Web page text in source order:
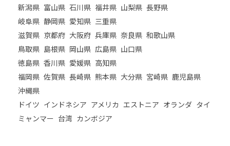
新潟県 富山県 石川県 福井県 山梨県 長野県
岐阜県 静岡県 愛知県 三重県
滋賀県 京都府 大阪府 兵庫県 奈良県 和歌山県
鳥取県 島根県 岡山県 広島県 山口県
徳島県 香川県 愛媛県 高知県
福岡県 佐賀県 長崎県 熊本県 大分県 宮崎県 鹿児島県
沖縄県
ドイツ インドネシア アメリカ エストニア オランダ タイ
ミャンマー 台湾 カンボジア